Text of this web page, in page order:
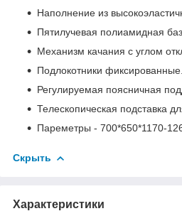
Наполнение из
Пятилучевая полиамидная
Механизм качания с углом
Подлокотники фиксированные.
Регулируемая поясничная
Телескопическая подставка
Пареметры - 700*650*1170-
Скрыть
Характеристики